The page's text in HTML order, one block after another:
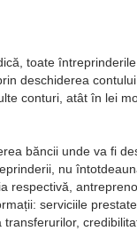
toate
deschiderea
conturi, atât în lei
băncii unde va fi
nu
respectivă,
serviciile